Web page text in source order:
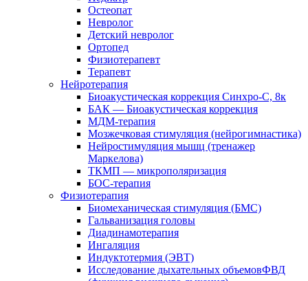
Остеопат
Невролог
Детский невролог
Ортопед
Физиотерапевт
Терапевт
Нейротерапия
Биоакустическая коррекция Синхро-С, 8к
БАК — Биоакустическая коррекция
МДМ-терапия
Мозжечковая стимуляция (нейрогимнастика)
Нейростимуляция мышц (тренажер
Маркелова)
ТКМП — микрополяризация
БОС-терапия
Физиотерапия
Биомеханическая стимуляция (БМС)
Гальванизация головы
Диадинамотерапия
Ингаляция
Индуктотермия (ЭВТ)
Исследование дыхательных объемовФВД